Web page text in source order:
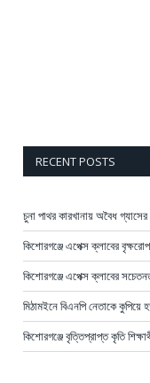
RECENT POSTS
চুনা পাথর কারখানায় অবৈধ
কিশোরগঞ্জে এপেক্স ক্লাবের
কিশোরগঞ্জে এপেক্স ক্লাবের
মিঠামইনে বিএনপি নেতাকে কুপিয়ে
কিশোরগঞ্জে বৃত্তিপ্রাপ্ত কৃতি